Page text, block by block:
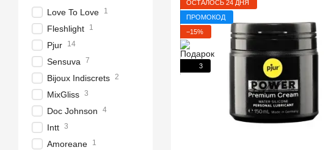
ОСТАЛОСЬ 24 ДНЯ
ПРОМОКОД
−15%
3
Love To Love 1
Fleshlight 1
Pjur 14
Sensuva 7
Bijoux Indiscrets 2
MixGliss 3
Doc Johnson 4
Intt 3
Amoreane 1